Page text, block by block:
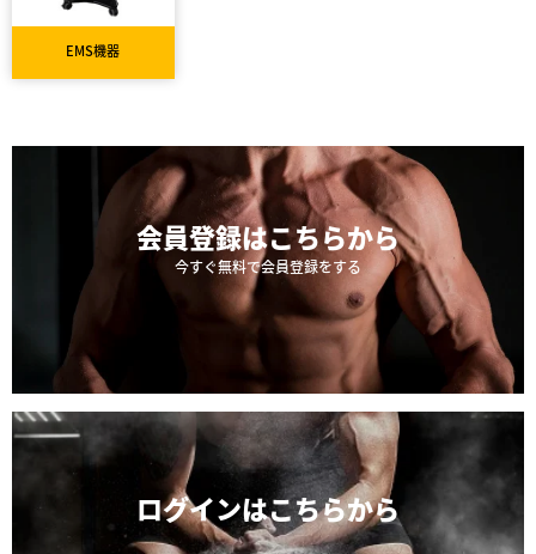
EMS機器
会員登録はこちらから
今すぐ無料で会員登録をする
ログインはこちらから